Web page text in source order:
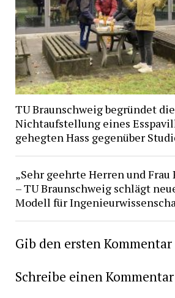
TU Braunschweig begründet die
Nichtaufstellung eines
gehegten Hass gegenüber
„Sehr geehrte Herren und Frau
– TU Braunschweig schlägt
Modell für
Gib den ersten Kommentar
Schreibe einen Kommentar